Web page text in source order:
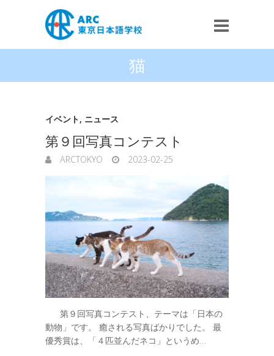
猫
イベント, ニュース
第９回写真コンテスト
ARCTOKYO 2023-02-25
第９回写真コンテスト、テーマは「日本の
動物」です。 癒される写真ばかりでした。 最
優秀賞は、「４匹並んだネコ」というめ…